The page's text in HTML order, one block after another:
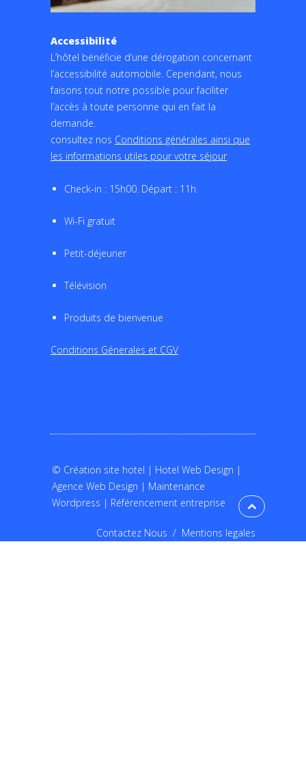
Accessibilité
L’hôtel bénéficie d’une dérogation concernant
l’accessibilité automobile. Cependant, nous
faisons tout notre possible pour faciliter
l’accès à toute personne qui en fait la
demande.
consultez nos Conditions générales ainsi que
les informations utiles pour votre séjour
Check-in : 15h00. Départ : 11h.
Wi-Fi gratuit
Petit-déjeuner
Télévision
Produits de bienvenue
Conditions Génerales et CGV
© Création site hotel | Hotel Web Design |
Agence Web Design | Maintenance
Wordpress | Référencement entreprise
Contactez Nous / Mentions legales